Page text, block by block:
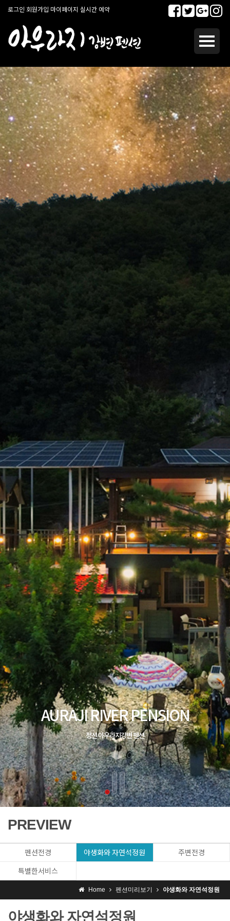
로그인 회원가입 마이페이지 실시간 예약
PREVIEW
펜션전경 야생화와 자연석정원
주변전경
특별한서비스
Home 펜션미리보기 야생화와 자연석정원
야생화와 자연석정원